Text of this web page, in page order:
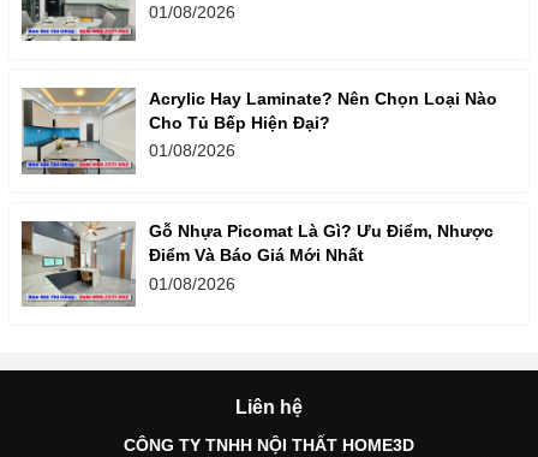
01/08/2026
Acrylic Hay Laminate? Nên Chọn Loại Nào
Cho Tủ Bếp Hiện Đại?
01/08/2026
Gỗ Nhựa Picomat Là Gì? Ưu Điểm, Nhược
Điểm Và Báo Giá Mới Nhất
01/08/2026
Liên hệ
CÔNG TY TNHH NỘI THẤT HOME3D